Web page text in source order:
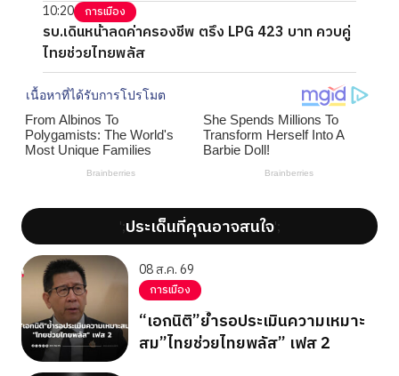
10:20 การเมือง
รบ.เดินหน้าลดค่าครองชีพ ตรึง LPG 423 บาท ควบคู่
ไทยช่วยไทยพลัส
';ประเด็นที่คุณอาจสนใจ';
08 ส.ค. 69
การเมือง
“เอกนิติ”ย้ำรอประเมินความเหมาะ
สม”ไทยช่วยไทยพลัส” เฟส 2